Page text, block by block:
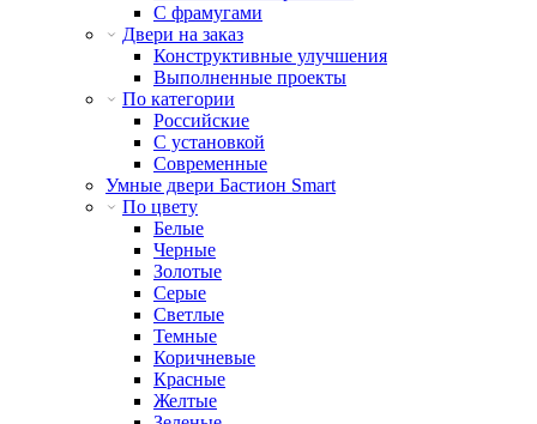
С фрамугами
Двери на заказ
Конструктивные улучшения
Выполненные проекты
По категории
Российские
С установкой
Современные
Умные двери Бастион Smart
По цвету
Белые
Черные
Золотые
Серые
Светлые
Темные
Коричневые
Красные
Желтые